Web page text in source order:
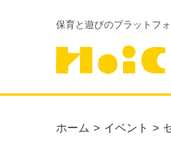
保育と遊びのプラットフ
ホーム イベント